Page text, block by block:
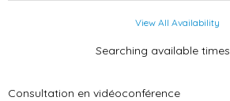
View All Availability
Searching available times
Consultation en vidéoconférence